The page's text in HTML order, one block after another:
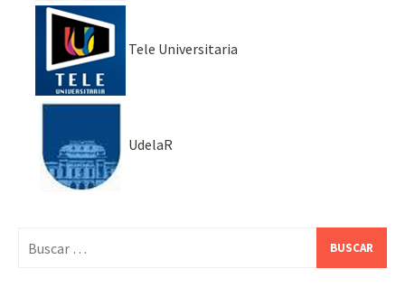
Tele Universitaria
UdelaR